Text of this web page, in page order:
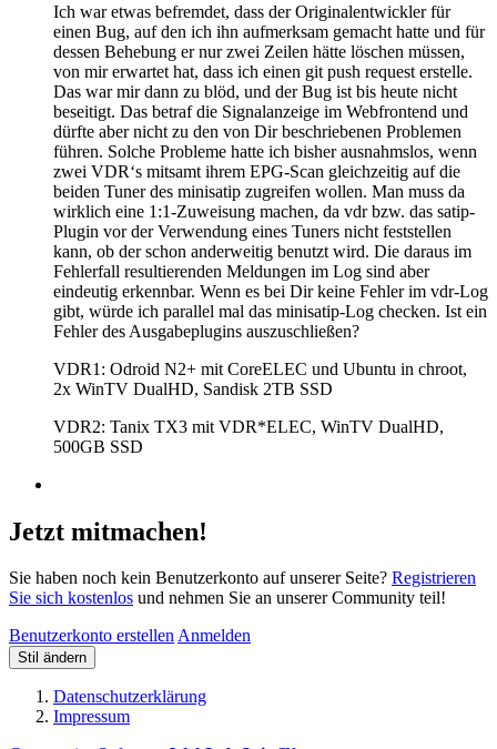
Ich war etwas befremdet, dass der Originalentwickler für
einen Bug, auf den ich ihn aufmerksam gemacht hatte und für
dessen Behebung er nur zwei Zeilen hätte löschen müssen,
von mir erwartet hat, dass ich einen git push request erstelle.
Das war mir dann zu blöd, und der Bug ist bis heute nicht
beseitigt. Das betraf die Signalanzeige im Webfrontend und
dürfte aber nicht zu den von Dir beschriebenen Problemen
führen. Solche Probleme hatte ich bisher ausnahmslos, wenn
zwei VDR‘s mitsamt ihrem EPG-Scan gleichzeitig auf die
beiden Tuner des minisatip zugreifen wollen. Man muss da
wirklich eine 1:1-Zuweisung machen, da vdr bzw. das satip-
Plugin vor der Verwendung eines Tuners nicht feststellen
kann, ob der schon anderweitig benutzt wird. Die daraus im
Fehlerfall resultierenden Meldungen im Log sind aber
eindeutig erkennbar. Wenn es bei Dir keine Fehler im vdr-Log
gibt, würde ich parallel mal das minisatip-Log checken. Ist ein
Fehler des Ausgabeplugins auszuschließen?
VDR1: Odroid N2+ mit CoreELEC und Ubuntu in chroot,
2x WinTV DualHD, Sandisk 2TB SSD
VDR2: Tanix TX3 mit VDR*ELEC, WinTV DualHD,
500GB SSD
Jetzt mitmachen!
Sie haben noch kein Benutzerkonto auf unserer Seite? Registrieren
Sie sich kostenlos und nehmen Sie an unserer Community teil!
Benutzerkonto erstellenAnmelden
Stil ändern
Datenschutzerklärung
Impressum